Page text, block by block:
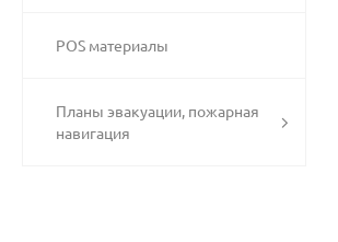
POS материалы
Планы эвакуации, пожарная
навигация